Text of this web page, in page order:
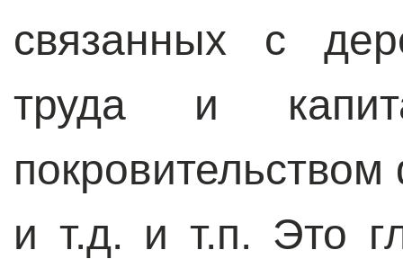
связанных с
труда и
и т.д. и т.п. Это